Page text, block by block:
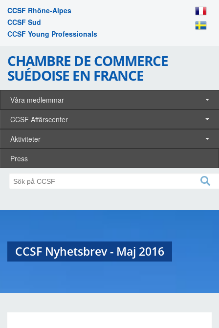
CCSF Rhône-Alpes
CCSF Sud
CCSF Young Professionals
CHAMBRE DE COMMERCE
SUÉDOISE EN FRANCE
Våra medlemmar
CCSF Affärscenter
Aktiviteter
Press
CCSF Nyhetsbrev - Maj 2016